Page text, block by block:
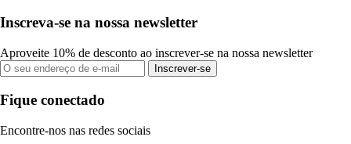
Inscreva-se na nossa newsletter
Aproveite 10% de desconto ao inscrever-se na nossa newsletter
Inscrever-se
Fique conectado
Encontre-nos nas redes sociais